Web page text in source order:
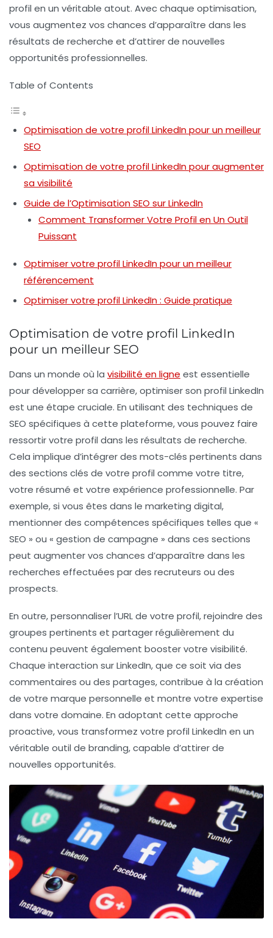
profil en un véritable atout. Avec chaque optimisation,
vous augmentez vos chances d’apparaître dans les
résultats de recherche et d’attirer de nouvelles
opportunités professionnelles.
Table of Contents
Optimisation de votre profil LinkedIn pour un meilleur
SEO
Optimisation de votre profil LinkedIn pour augmenter
sa visibilité
Guide de l’Optimisation SEO sur LinkedIn
Comment Transformer Votre Profil en Un Outil
Puissant
Optimiser votre profil LinkedIn pour un meilleur
référencement
Optimiser votre profil LinkedIn : Guide pratique
Optimisation de votre profil LinkedIn
pour un meilleur SEO
Dans un monde où la visibilité en ligne est essentielle
pour développer sa carrière, optimiser son profil LinkedIn
est une étape cruciale. En utilisant des techniques de
SEO spécifiques à cette plateforme, vous pouvez faire
ressortir votre profil dans les résultats de recherche.
Cela implique d’intégrer des mots-clés pertinents dans
des sections clés de votre profil comme votre titre,
votre résumé et votre expérience professionnelle. Par
exemple, si vous êtes dans le marketing digital,
mentionner des compétences spécifiques telles que «
SEO » ou « gestion de campagne » dans ces sections
peut augmenter vos chances d’apparaître dans les
recherches effectuées par des recruteurs ou des
prospects.
En outre, personnaliser l’URL de votre profil, rejoindre des
groupes pertinents et partager régulièrement du
contenu peuvent également booster votre visibilité.
Chaque interaction sur LinkedIn, que ce soit via des
commentaires ou des partages, contribue à la création
de votre marque personnelle et montre votre expertise
dans votre domaine. En adoptant cette approche
proactive, vous transformez votre profil LinkedIn en un
véritable outil de branding, capable d’attirer de
nouvelles opportunités.